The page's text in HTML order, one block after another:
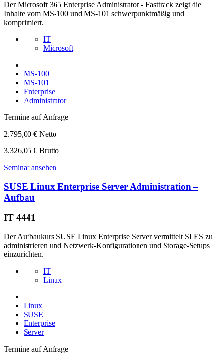
Der Microsoft 365 Enterprise Administrator - Fasttrack zeigt die
Inhalte vom MS-100 und MS-101 schwerpunktmäßig und
komprimiert.
IT
Microsoft
MS-100
MS-101
Enterprise
Administrator
Termine auf Anfrage
2.795,00 € Netto
3.326,05 € Brutto
Seminar ansehen
SUSE Linux Enterprise Server Administration –
Aufbau
IT 4441
Der Aufbaukurs SUSE Linux Enterprise Server vermittelt SLES zu
administrieren und Netzwerk-Konfigurationen und Storage-Setups
einzurichten.
IT
Linux
Linux
SUSE
Enterprise
Server
Termine auf Anfrage